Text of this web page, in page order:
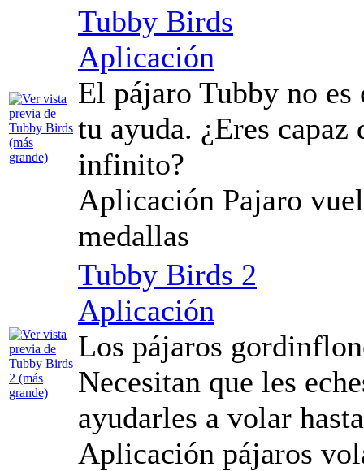
Tubby Birds
Aplicación
El pájaro Tubby no
tu ayuda. ¿Eres
infinito?
Aplicación Pajaro
medallas
Tubby Birds 2
Aplicación
Los pájaros
Necesitan que les
ayudarles a volar
Aplicación pájaros